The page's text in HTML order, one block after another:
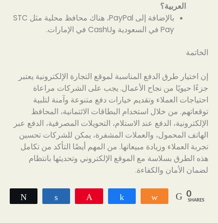
العربية؟
بالإضافة إلى PayPal، هناك محافظ محلية مثل STC
Pay في السعودية وCashU في الإمارات.
الخاتمة
إن اختيار طرق الدفع المناسبة لموقع التجارة الإلكترونية يعتبر
جزءًا حيويًا من نجاح الأعمال. يجب على الشركات مراعاة
احتياجات العملاء وتقديم خيارات دفع متنوعة وآمنة لتلبية
توقعاتهم. من خلال استخدام البطاقات الائتمانية، المحافظ
الإلكترونية، الدفع عند الاستلام، التحويلات المصرفية، الدفع عبر
الهاتف المحمول، والعملات المشفرة، يمكن للشركات تحسين
تجربة العملاء وزيادة مبيعاتها. من المهم أيضًا التأكد من تكامل
هذه الطرق بسلاسة مع الموقع الإلكتروني وتحديثها بانتظام
لضمان الأمان والكفاءة.
Share 0
SHARES